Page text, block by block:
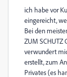
ich habe vor
eingereicht,
Bei den
ZUM SCHUTZ
verwundert
erstellt, zum
Privates (es